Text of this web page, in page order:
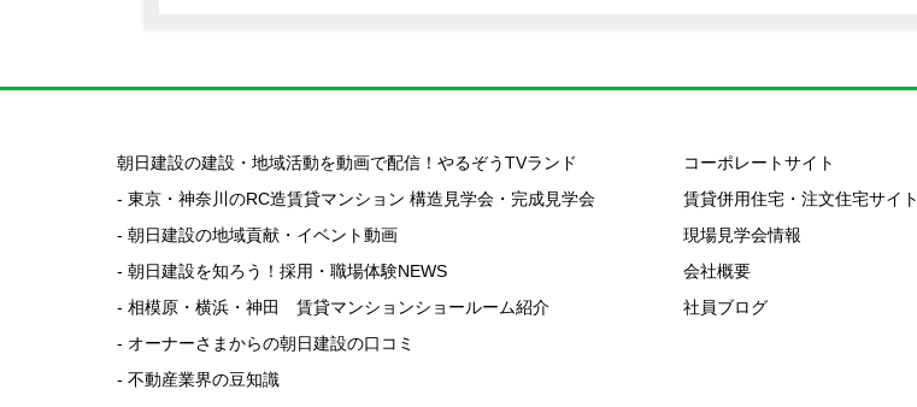
朝日建設の建設・地域活動を動画で配信！やるぞうTVランド
- 東京・神奈川のRC造賃貸マンション 構造見学会・完成見学会
- 朝日建設の地域貢献・イベント動画
- 朝日建設を知ろう！採用・職場体験NEWS
- 相模原・横浜・神田 賃貸マンションショールーム紹介
- オーナーさまからの朝日建設の口コミ
- 不動産業界の豆知識
コーポレートサイト
賃貸併用住宅・注文住宅サイト
現場見学会情報
会社概要
社員ブログ